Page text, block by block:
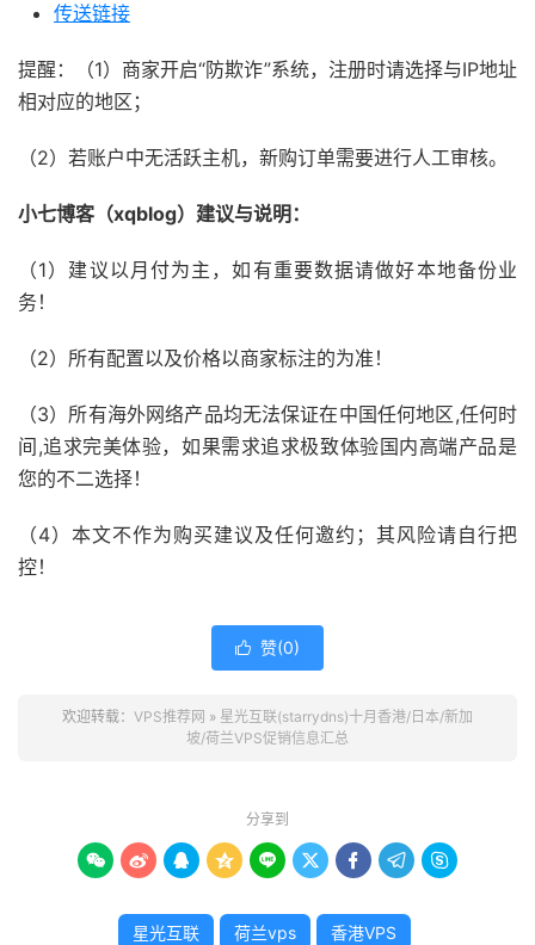
传送链接
提醒：（1）商家开启“防欺诈”系统，注册时请选择与IP地址
相对应的地区；
（2）若账户中无活跃主机，新购订单需要进行人工审核。
小七博客（xqblog）建议与说明：
（1）建议以月付为主，如有重要数据请做好本地备份业
务！
（2）所有配置以及价格以商家标注的为准！
（3）所有海外网络产品均无法保证在中国任何地区,任何时
间,追求完美体验，如果需求追求极致体验国内高端产品是
您的不二选择！
（4）本文不作为购买建议及任何邀约；其风险请自行把
控！
 赞(0)
欢迎转载： VPS推荐网 » 星光互联(starrydns)十月香港/日本/新加
坡/荷兰VPS促销信息汇总
分享到
        
星光互联 荷兰vps 香港VPS